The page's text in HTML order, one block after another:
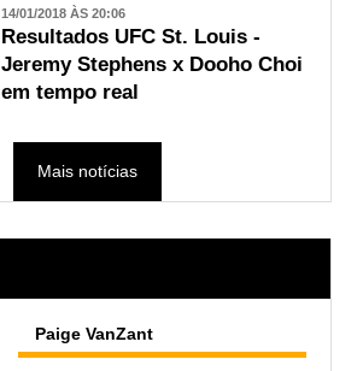
14/01/2018 ÀS 20:06
Resultados UFC St. Louis -
Jeremy Stephens x Dooho Choi
em tempo real
Mais notícias
Paige VanZant